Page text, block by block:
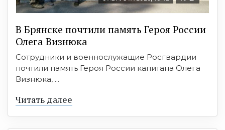
В Брянске почтили память Героя России
Олега Визнюка
Сотрудники и военнослужащие Росгвардии
почтили память Героя России капитана Олега
Визнюка, ...
Читать далее